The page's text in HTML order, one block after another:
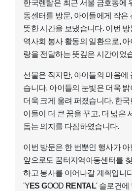
한국렌탈은 최근 서울 금호동에
동센터를 방문, 아이들에게 작은
뜻한 시간을 보냈습니다. 이번 방
역사회 봉사 활동의 일환으로,
랑을 전달하는 뜻깊은 시간이었
선물은 작지만, 아이들의 마음에
습니다. 아이들의 눈빛은 더욱
더욱 크게 울려 퍼졌습니다. 한
이들이 더 큰 꿈을 꾸고, 더 넓은
돕는 의지를 다짐하였습니다.
이번 방문은 한 번뿐인 행사가
앞으로도 꿈터지역아동센터를
하고 봉사를 이어나갈 계획입니
'YES GOOD RENTAL' 슬로건에